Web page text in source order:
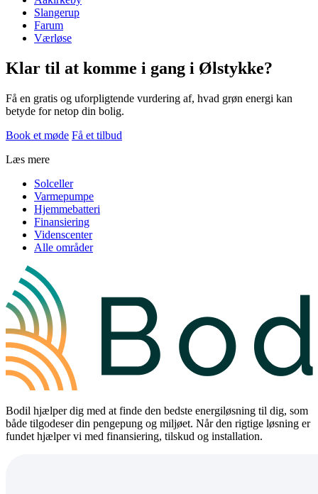
Slangerup
Farum
Værløse
Klar til at komme i gang i Ølstykke?
Få en gratis og uforpligtende vurdering af, hvad grøn energi kan
betyde for netop din bolig.
Book et møde Få et tilbud
Læs mere
Solceller
Varmepumpe
Hjemmebatteri
Finansiering
Videnscenter
Alle områder
Bodil hjælper dig med at finde den bedste energiløsning til dig, som
både tilgodeser din pengepung og miljøet. Når den rigtige løsning er
fundet hjælper vi med finansiering, tilskud og installation.